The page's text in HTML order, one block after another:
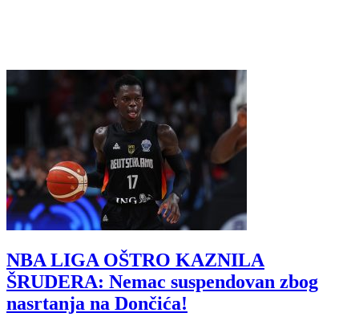
NBA LIGA OŠTRO KAZNILA
ŠRUDERA: Nemac suspendovan zbog
nasrtanja na Dončića!